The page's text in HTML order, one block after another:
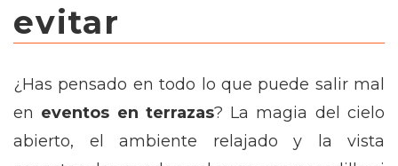
evitar
¿Has pensado en todo lo que puede salir mal
en eventos en terrazas? La magia del cielo
abierto, el ambiente relajado y la vista